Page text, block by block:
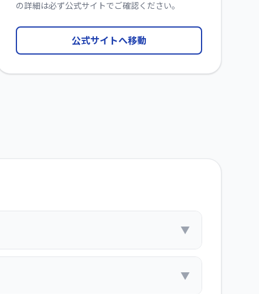
の詳細は必ず公式サイトでご確認ください。
公式サイトへ移動
▼
▼